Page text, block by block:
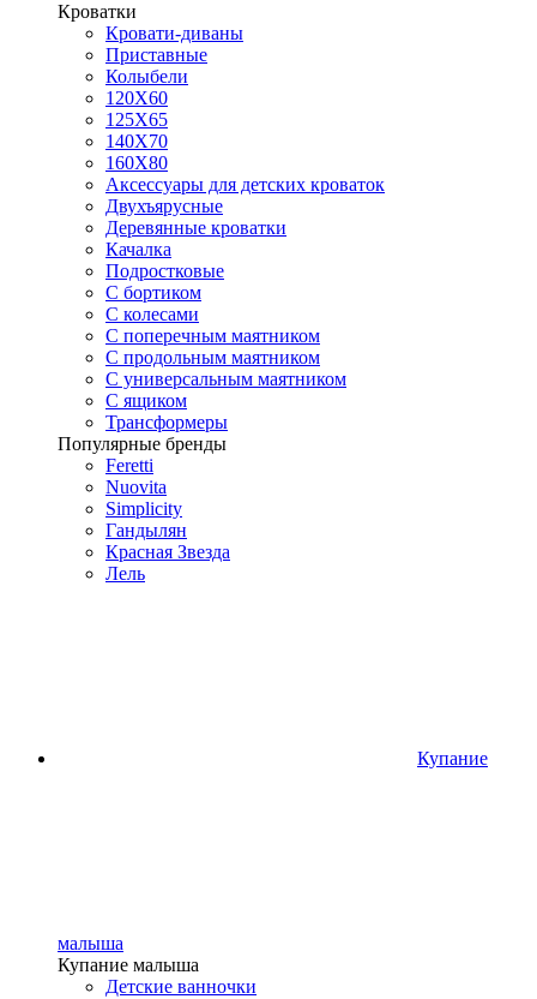
Кроватки
Кровати-диваны
Приставные
Колыбели
120Х60
125X65
140Х70
160Х80
Аксессуары для детских кроваток
Двухъярусные
Деревянные кроватки
Качалка
Подростковые
С бортиком
С колесами
С поперечным маятником
С продольным маятником
С универсальным маятником
С ящиком
Трансформеры
Популярные бренды
Feretti
Nuovita
Simplicity
Гандылян
Красная Звезда
Лель
Купание
малыша
Купание малыша
Детские ванночки